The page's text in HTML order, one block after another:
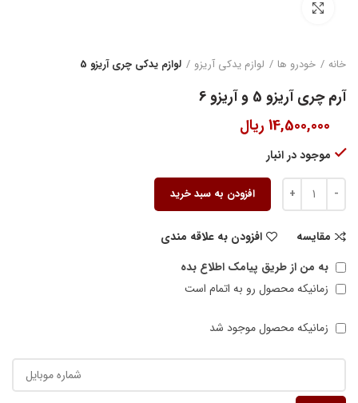
خانه خودرو ها لوازم یدکی آریزو لوازم یدکی چری آریزو 5
آرم چری آریزو 5 و آریزو 6
14,500,000 ریال
موجود در انبار
افزودن به سبد خرید
مقایسه
افزودن به علاقه مندی
به من از طریق پیامک اطلاع بده
زمانیکه محصول رو به اتمام است
زمانیکه محصول موجود شد